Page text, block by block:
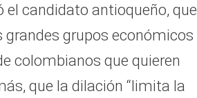
el candidato antioqueño, que
grupos económicos
colombianos que quieren
que la dilación “limita la